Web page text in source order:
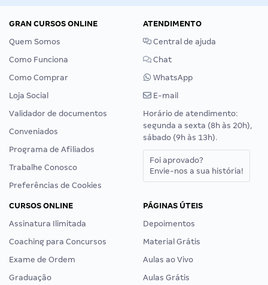
GRAN CURSOS ONLINE
Quem Somos
Como Funciona
Como Comprar
Loja Social
Validador de documentos
Conveniados
Programa de Afiliados
Trabalhe Conosco
Preferências de Cookies
ATENDIMENTO
Central de ajuda
Chat
WhatsApp
E-mail
Horário de atendimento:
segunda a sexta (8h às 20h),
sábado (9h às 13h).
Foi aprovado?
Envie-nos a sua história!
CURSOS ONLINE
Assinatura Ilimitada
Coaching para Concursos
Exame de Ordem
Graduação
PÁGINAS ÚTEIS
Depoimentos
Material Grátis
Aulas ao Vivo
Aulas Grátis